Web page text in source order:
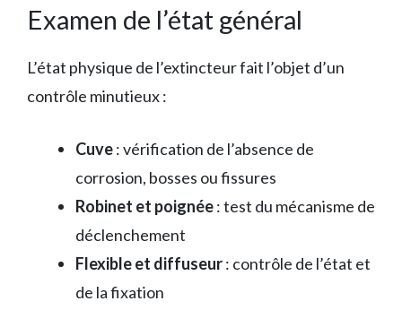
Examen de l’état général
L’état physique de l’extincteur fait l’objet d’un
contrôle minutieux :
Cuve: vérification de l’absence de
corrosion, bosses ou fissures
Robinet et poignée: test du mécanisme de
déclenchement
Flexible et diffuseur: contrôle de l’état et
de la fixation